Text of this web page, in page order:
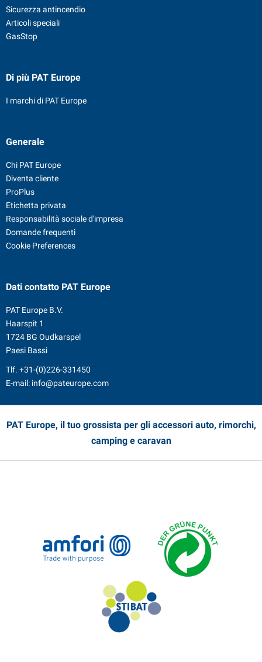
Sicurezza antincendio
Articoli speciali
GasStop
Di più PAT Europe
I marchi di PAT Europe
Generale
Chi PAT Europe
Diventa cliente
ProPlus
Etichetta privata
Responsabilità sociale d'impresa
Domande frequenti
Cookie Preferences
Dati contatto PAT Europe
PAT Europe B.V.
Haarspit 1
1724 BG Oudkarspel
Paesi Bassi
Tlf. +31-(0)226-331450
E-mail: info@pateurope.com
PAT Europe, il tuo grossista per gli accessori auto, rimorchi,
camping e caravan